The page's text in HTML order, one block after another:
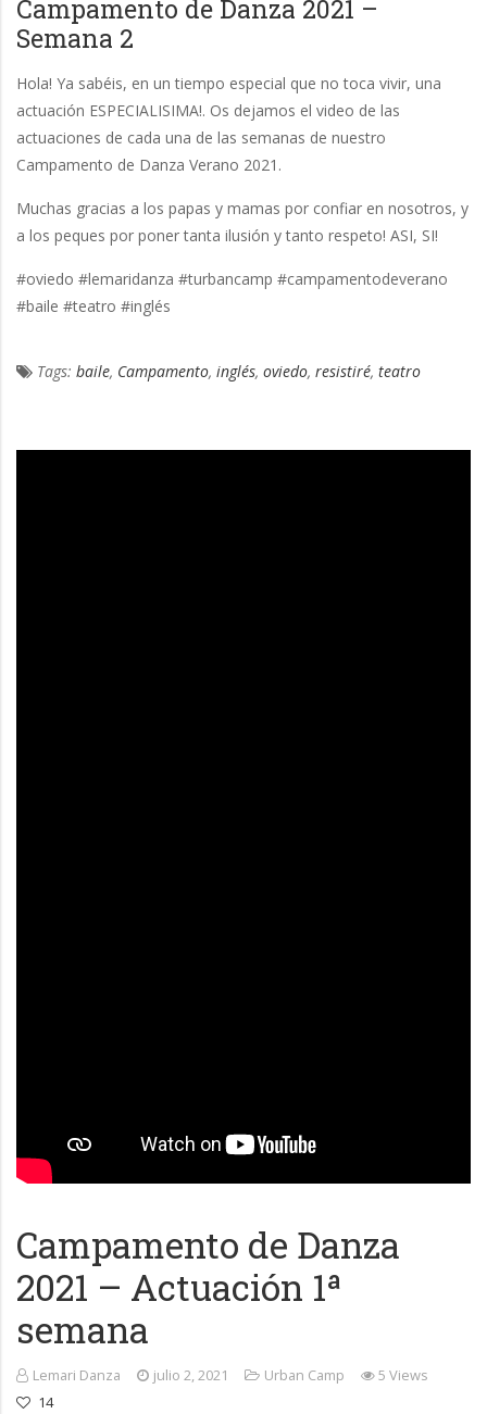
Campamento de Danza 2021 –
Semana 2
Hola! Ya sabéis, en un tiempo especial que no toca vivir, una
actuación ESPECIALISIMA!. Os dejamos el video de las
actuaciones de cada una de las semanas de nuestro
Campamento de Danza Verano 2021.
Muchas gracias a los papas y mamas por confiar en nosotros, y
a los peques por poner tanta ilusión y tanto respeto! ASI, SI!
#oviedo #lemaridanza #turbancamp #campamentodeverano
#baile #teatro #inglés
Tags: baile, Campamento, inglés, oviedo, resistiré, teatro
Campamento de Danza
2021 – Actuación 1ª
semana
Lemari Danza julio 2, 2021 Urban Camp
5 Views
14